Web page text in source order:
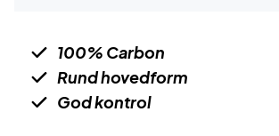
100% Carbon
Rund hovedform
God kontrol